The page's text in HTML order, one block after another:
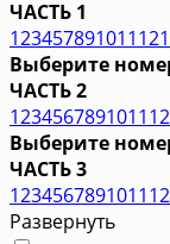
ЧАСТЬ 1
12345789101112
Выберите
ЧАСТЬ 2
123456789101112
Выберите
ЧАСТЬ 3
123456789101112
Развернуть